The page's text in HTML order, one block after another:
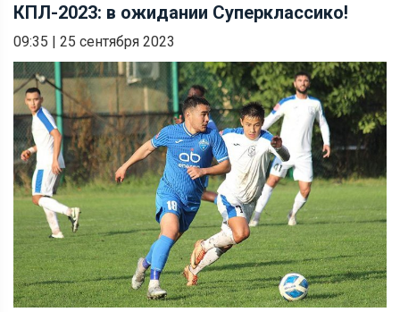
КПЛ-2023: в ожидании Суперклассико!
09:35 | 25 сентября 2023